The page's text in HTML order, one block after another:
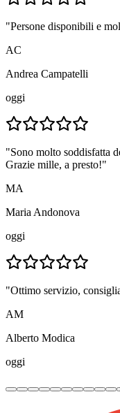
"Persone disponibili e
AC
Andrea Campatelli
oggi
"Sono molto soddisfatta
Grazie mille, a presto!"
MA
Maria Andonova
oggi
"Ottimo servizio,
AM
Alberto Modica
oggi